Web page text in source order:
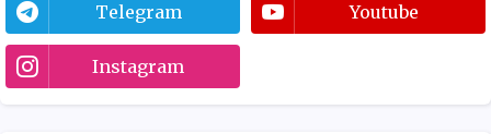
Telegram Youtube
Instagram